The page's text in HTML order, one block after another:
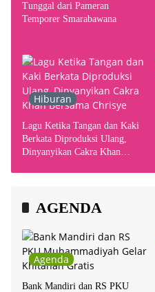
Tunggal dari Pameran
Temporer Smarabawana
Hiburan
Lagu Ketika Tangan dan Kaki
Berkata Diproduksi Ulang,
Dinyanyikan Cakra Khan
AGENDA
Agenda
Bank Mandiri dan RS PKU